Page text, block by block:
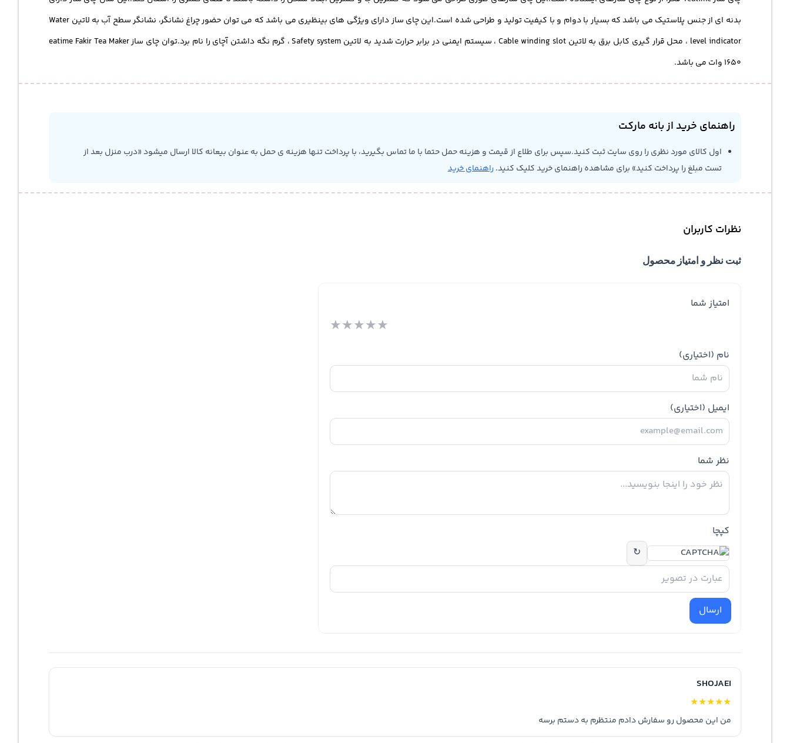
بدنه ای از جنس پلاستیک می باشد که بسیار با دوام و با کیفیت تولید و طراحی شده است.این چای ساز دارای ویژگی های بینظیری می باشد که می توان حضور چراغ نشانگر، نشانگر سطح آب به لاتین Water
level indicator ، محل قرار گیری کابل برق به لاتین Cable winding slot ، سیستم ایمنی در برابر حرارت شدید به لاتین Safety system ، گرم نگه داشتن آچای را نام برد.توان چای ساز eatime Fakir Tea Maker
1650 وات می باشد.
راهنمای خرید از بانه مارکت
اول کالای مورد نظری را روی سایت ثبت کنید.سپس برای طلاع از قیمت و هزینه حمل حتما با ما تماس بگیرید، با پرداخت تنها هزینه ی حمل به عنوان بیعانه کالا ارسال میشود «درب منزل بعد از
تست مبلغ را پرداخت کنید» برای مشاهده راهنمای خرید کلیک کنید. راهنمای خرید
نظرات کاربران
ثبت نظر و امتیاز محصول
امتیاز شما
★★★★★
نام (اختیاری)
ایمیل (اختیاری)
نظر شما
کپچا
↻
ارسال
SHOJAEI
★
★
★
★
★
من این محصول رو سفارش دادم منتظرم به دستم برسه